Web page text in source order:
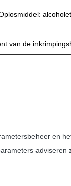
van de
en
adviseren